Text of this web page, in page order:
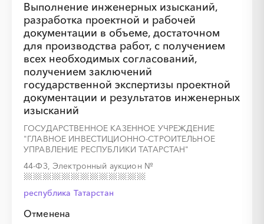
Выполнение инженерных изысканий,
разработка проектной и рабочей
документации в объеме, достаточном
для производства работ, с получением
всех необходимых согласований,
получением заключений
государственной экспертизы проектной
документации и результатов инженерных
изысканий
ГОСУДАРСТВЕННОЕ КАЗЕННОЕ УЧРЕЖДЕНИЕ
"ГЛАВНОЕ ИНВЕСТИЦИОННО-СТРОИТЕЛЬНОЕ
УПРАВЛЕНИЕ РЕСПУБЛИКИ ТАТАРСТАН"
44-ФЗ, Электронный аукцион №
республика Татарстан
Отменена